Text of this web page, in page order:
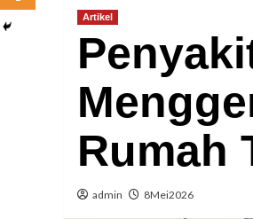
Artikel
Rumah
admin 8Mei2026